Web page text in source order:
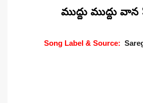
ముద్దు ముద్దు వాన
Song Label & Source: